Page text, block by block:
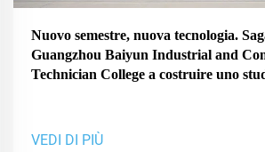
Nuovo semestre, nuova tecnologia.
Guangzhou Baiyun Industrial and
Technician College a costruire uno
VEDI DI PIÙ